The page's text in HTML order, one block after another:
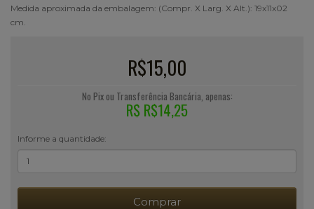
Medida aproximada da embalagem: (Compr. X Larg. X Alt.): 19x11x02
cm.
R$15,00
No Pix ou Transferência Bancária, apenas:
R$ R$14,25
Informe a quantidade:
Comprar